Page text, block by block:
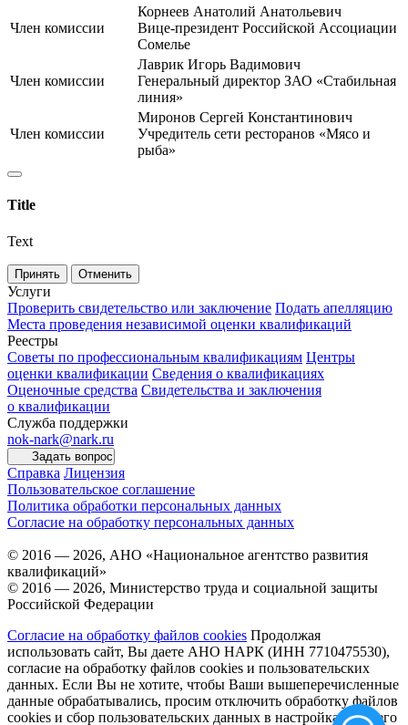
Член комиссии
Корнеев Анатолий Анатольевич
Вице-президент Российской Ассоциации
Сомелье
Член комиссии
Лаврик Игорь Вадимович
Генеральный директор ЗАО «Стабильная
линия»
Член комиссии
Миронов Сергей Константинович
Учредитель сети ресторанов «Мясо и
рыба»
Title
Text
Принять Отменить
Услуги
Проверить свидетельство или заключение Подать апелляцию
Места проведения независимой оценки квалификаций
Реестры
Советы по профессиональным квалификациям Центры
оценки квалификации Сведения о квалификациях
Оценочные средства Свидетельства и заключения
о квалификации
Служба поддержки
nok-nark@nark.ru
Задать вопрос
Справка Лицензия
Пользовательское соглашение
Политика обработки персональных данных
Согласие на обработку персональных данных
© 2016 — 2026, АНО «Национальное агентство развития
квалификаций»
© 2016 — 2026, Министерство труда и социальной защиты
Российской Федерации
Согласие на обработку файлов cookies Продолжая
использовать сайт, Вы даете АНО НАРК (ИНН 7710475530),
согласие на обработку файлов cookies и пользовательских
данных. Если Вы не хотите, чтобы Ваши вышеперечисленные
данные обрабатывались, просим отключить обработку файлов
cookies и сбор пользовательских данных в настройках Вашего